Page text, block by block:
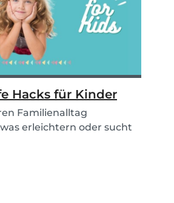
Hacks für Kinder
Familienalltag
erleichtern oder sucht